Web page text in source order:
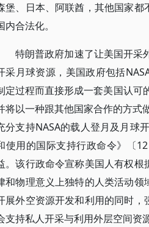
堡、日本、阿联酋，其他国家
内合法化。
特朗普政府加速了让美国开采
采月球资源，美国政府包括
定过程而直接形成一套美国认可
将以一种跟其他国家合作的方式
分支持NASA的载人登月及月球
使用的国际支持行政命令》〔
。该行政命令宣称美国人有权
和物理意义上独特的人类活动
展外空资源开发和利用的同时
支持私人开采与利用外层空间资源